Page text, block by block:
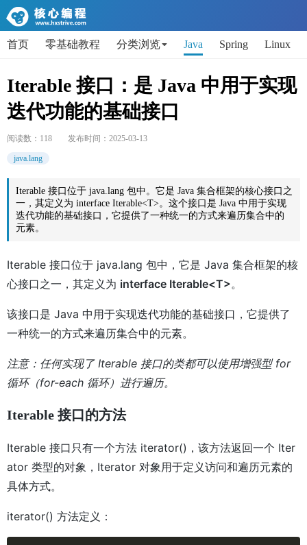
首页 零基础教程 分类浏览 Java Spring Linux
Iterable 接口：是 Java 中用于实现
迭代功能的基础接口
阅读数： 118 发布时间： 2025-03-13
java.lang
Iterable 接口位于 java.lang 包中。它是 Java 集合框架的核心接口之
一，其定义为 interface Iterable<T>。这个接口是 Java 中用于实现
迭代功能的基础接口，它提供了一种统一的方式来遍历集合中的
元素。
Iterable 接口位于 java.lang 包中，它是 Java 集合框架的核
心接口之一，其定义为 interface Iterable<T>。
该接口是 Java 中用于实现迭代功能的基础接口，它提供了
一种统一的方式来遍历集合中的元素。
注意：任何实现了 Iterable 接口的类都可以使用增强型 for
循环（for-each 循环）进行遍历。
Iterable 接口的方法
Iterable 接口只有一个方法 iterator()，该方法返回一个 Iter
ator 类型的对象，Iterator 对象用于定义访问和遍历元素的
具体方式。
iterator() 方法定义：